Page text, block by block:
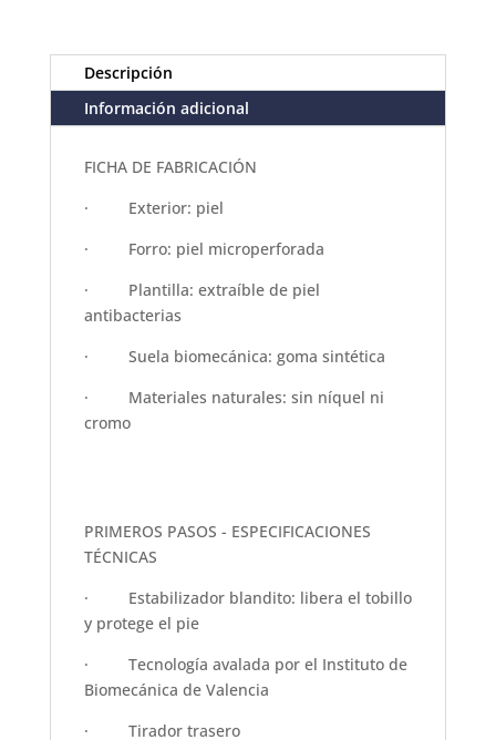
Descripción
Información adicional
FICHA DE FABRICACIÓN
·
Exterior: piel
·
Forro: piel microperforada
·
Plantilla: extraíble de piel
antibacterias
·
Suela biomecánica: goma sintética
·
Materiales naturales: sin níquel ni
cromo
PRIMEROS PASOS - ESPECIFICACIONES
TÉCNICAS
·
Estabilizador blandito: libera el tobillo
y protege el pie
·
Tecnología avalada por el Instituto de
Biomecánica de Valencia
·
Tirador trasero